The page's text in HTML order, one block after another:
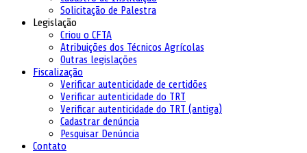
Solicitação de Palestra
Legislação
Criou o CFTA
Atribuições dos Técnicos Agrícolas
Outras legislações
Fiscalização
Verificar autenticidade de certidões
Verificar autenticidade do TRT
Verificar autenticidade do TRT (antiga)
Cadastrar denúncia
Pesquisar Denúncia
Contato